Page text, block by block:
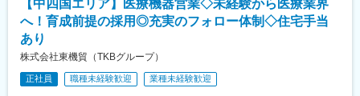
顧客を引き継いでいきます。
独り立ち前には製品説明のロールプレイングなども実施してお
実際に食品業界や人材業界など、異業界出身者も多数活躍してい
ます。
【中四国エリア】医療機器営業◇未経験から医療業界
へ！育成前提の採用◎充実のフォロー体制◇住宅手当
あり
株式会社東機貿（TKBグループ）
正社員 職種未経験歓迎 業種未経験歓迎